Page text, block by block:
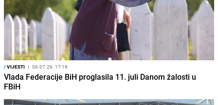
/VIJESTI I 06.07.26. 17:19
Vlada Federacije BiH proglasila 11. juli Danom žalosti u
FBiH